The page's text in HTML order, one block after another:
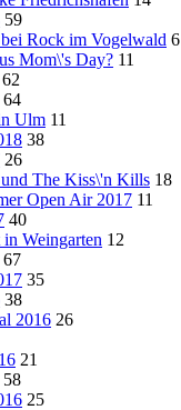
59
Rock im Vogelwald 6
Mom\'s Day? 11
62
64
Ulm 11
38
26
The Kiss\'n Kills 18
Open Air 2017 11
40
Weingarten 12
67
35
38
2016 26
21
58
25